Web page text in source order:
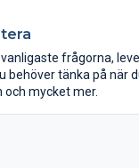
frågorna,
behöver tänka på när
mycket mer.